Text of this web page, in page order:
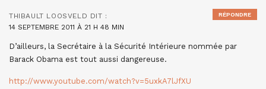
THIBAULT LOOSVELD DIT :
14 SEPTEMBRE 2011 À 21 H 48 MIN
D’ailleurs, la Secrétaire à la Sécurité Intérieure nommée par
Barack Obama est tout aussi dangereuse.
http://www.youtube.com/watch?v=5uxkA7lJfXU
RÉPONDRE